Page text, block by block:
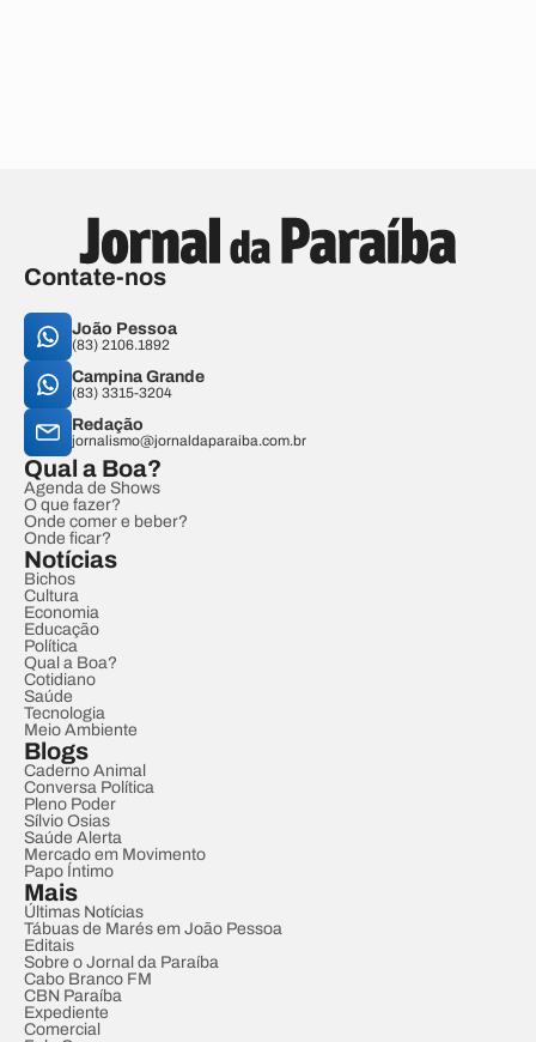
Contate-nos
João Pessoa
(83) 2106.1892
Campina Grande
(83) 3315-3204
Redação
jornalismo@jornaldaparaiba.com.br
Qual a Boa?
Agenda de Shows
O que fazer?
Onde comer e beber?
Onde ficar?
Notícias
Bichos
Cultura
Economia
Educação
Política
Qual a Boa?
Cotidiano
Saúde
Tecnologia
Meio Ambiente
Blogs
Caderno Animal
Conversa Política
Pleno Poder
Sílvio Osias
Saúde Alerta
Mercado em Movimento
Papo Íntimo
Mais
Últimas Notícias
Tábuas de Marés em João Pessoa
Editais
Sobre o Jornal da Paraíba
Cabo Branco FM
CBN Paraíba
Expediente
Comercial